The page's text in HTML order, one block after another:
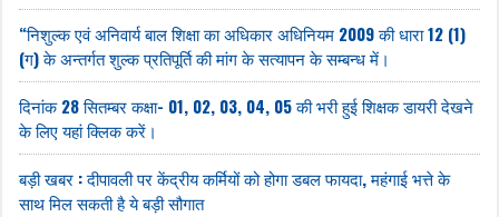
“निशुल्क एवं अनिवार्य बाल शिक्षा का अधिकार अधिनियम 2009 की धारा 12 (1)
(ग) के अन्तर्गत शुल्क प्रतिपूर्ति की मांग के सत्यापन के सम्बन्ध में।
दिनांक 28 सितम्बर कक्षा- 01, 02, 03, 04, 05 की भरी हुई शिक्षक डायरी देखने
के लिए यहां क्लिक करें।
बड़ी खबर : दीपावली पर केंद्रीय कर्मियों को होगा डबल फायदा, महंगाई भत्ते के
साथ मिल सकती है ये बड़ी सौगात